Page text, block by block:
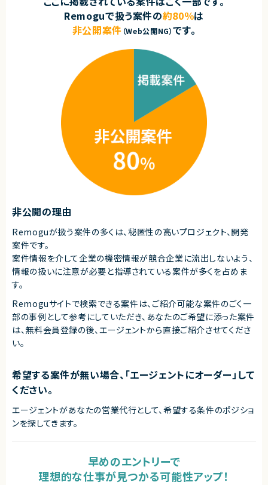
Remoguで扱う案件の約80％は
非公開案件 （Web公開NG）です。
非公開の理由
Remoguが扱う案件の多くは、秘匿性の高いプロジェクト、開発
案件です。
案件情報を介して企業の機密情報が競合企業に流出しないよう、
情報の扱いに注意が必要と指導されている案件が多くを占めま
す。
Remoguサイトで検索できる案件は、ご紹介可能な案件のごく一
部の事例として参考にしていただき、 あなたのご希望に添った案件
は、無料会員登録の後、エージェントから直接ご紹介させてくださ
い。
希望する案件が無い場合、「エージェントにオーダー」して
ください。
エージェントがあなたの営業代行として、希望する条件のポジショ
ンを探してきます。
早めのエントリーで
理想的な仕事が見つかる可能性アップ！